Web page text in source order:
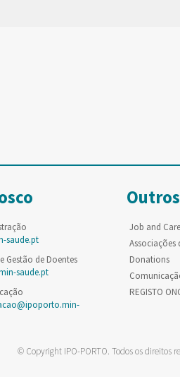
saude.pt
Gestão de Doentes
saude.pt
Job and
Associações
Donations
REGISTO
© Copyright IPO-PORTO. Todos os direitos